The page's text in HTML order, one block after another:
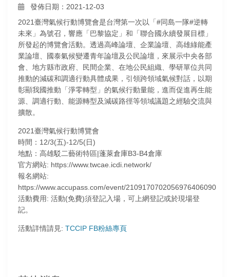
發佈日期：2021-12-03
2021臺灣氣候行動博覽會是台灣第一次以「#同島一隊#逆轉
未來」為號召，響應「巴黎協定」和「聯合國永續發展目標」
所發起的博覽會活動。透過高峰論壇、企業論壇、高雄綠能產
業論壇、國泰氣候變遷青年論壇及公民論壇，來展示中央各部
會、地方縣市政府、民間企業、在地公民組織、學研單位共同
推動的減碳和調適行動具體成果，引領跨領域氣候對話，以期
彰顯我國推動「淨零轉型」的氣候行動量能，進而促進再生能
源、調適行動、能源轉型及減碳路徑等領域議題之經驗交流與
擴散。
2021臺灣氣候行動博覽會
時間：12/3(五)-12/5(日)
地點：高雄駁二藝術特區|蓬萊倉庫B3-B4倉庫
官方網站: https://www.twcae.icdi.network/
報名網站:
https://www.accupass.com/event/2109170702056976406090
活動費用: 活動(免費)須登記入場，可上網登記或於現場登
記。
活動詳情請見: TCCIP FB粉絲專頁